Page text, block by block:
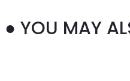
● YOU MAY